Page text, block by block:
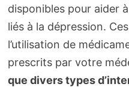
disponibles pour aider
liés à la dépression.
l’utilisation de
prescrits par votre
que divers types